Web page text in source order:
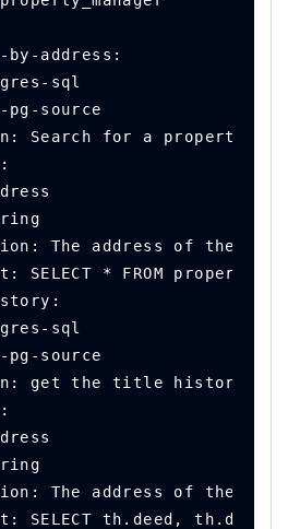
by-address:
sql
pg-source
Search for a property
The address of the
SELECT * FROM properties
sql
pg-source
get the title history
The address of the
SELECT th.deed,